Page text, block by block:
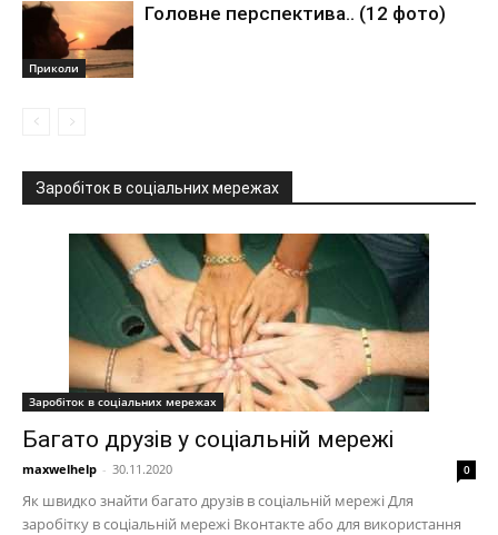
Приколи
Головне перспектива.. (12 фото)
Заробіток в соціальних мережах
Заробіток в соціальних мережах
Багато друзів у соціальній мережі
maxwelhelp - 30.11.2020 0
Як швидко знайти багато друзів в соціальній мережі Для
заробітку в соціальній мережі Вконтакте або для використання